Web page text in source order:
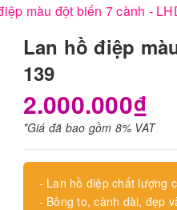
màu đột biến 7 cành -
Lan hồ điệp
139
2.000.000₫
*Giá đã bao gồm 8% VAT
- Lan hồ điệp chất lượng
- Bông to, cành dài, đẹp